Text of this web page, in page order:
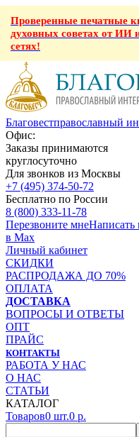
Проверенные печатные
духовных советах от ИИ
сетях!
Благовестправославный
Офис:
Заказы принимаются
круглосуточно
Для звонков из Москвы
+7 (495) 374-50-72
Бесплатно по России
8 (800) 333-11-78
Перезвоните мнеНаписать
в Max
Личный кабинет
СКИДКИ
РАСПРОДАЖА ДО 70%
ОПЛАТА
ДОСТАВКА
ВОПРОСЫ И ОТВЕТЫ
ОПТ
ПРАЙС
КОНТАКТЫ
РАБОТА У НАС
О НАС
СТАТЬИ
КАТАЛОГ
Товаров0 шт.0 р.